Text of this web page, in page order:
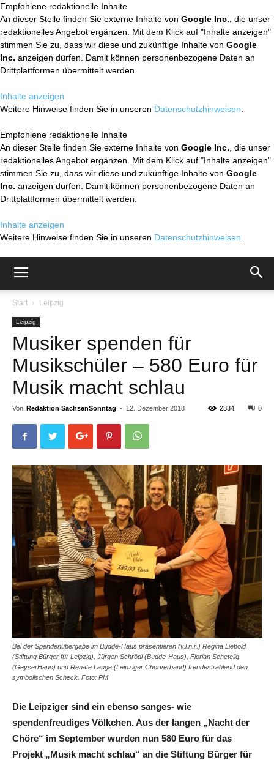
Empfohlene redaktionelle Inhalte
An dieser Stelle finden Sie externe Inhalte von Google Inc. , die unser
redaktionelles Angebot ergänzen. Mit dem Klick auf "Inhalte anzeigen"
stimmen Sie zu, dass wir diese und zukünftige Inhalte von Google
Inc. anzeigen dürfen. Damit können personenbezogene Daten an
Drittplattformen übermittelt werden.
Inhalte anzeigen
Weitere Hinweise finden Sie in unseren Datenschutzhinweisen
Empfohlene redaktionelle Inhalte
An dieser Stelle finden Sie externe Inhalte von Google Inc. , die unser
redaktionelles Angebot ergänzen. Mit dem Klick auf "Inhalte anzeigen"
stimmen Sie zu, dass wir diese und zukünftige Inhalte von Google
Inc. anzeigen dürfen. Damit können personenbezogene Daten an
Drittplattformen übermittelt werden.
Inhalte anzeigen
Weitere Hinweise finden Sie in unseren Datenschutzhinweisen
Start Leipzig
Leipzig
Musiker spenden für
Musikschüler – 580 Euro für
Musik macht schlau
Von Redaktion SachsenSonntag - 12. Dezember 2018 0
2334
Bei der Spendenübergabe im Budde-Haus präsentieren (v.l.n.r.) Regina Liebold
(Stiftung Bürger für Leipzig), Jürgen Schrödl (Budde-Haus), Florian Schetelig
(GeyserHaus) und Renate Lange (Leipziger Chorverband) freudestrahlend den
symbolischen Scheck. Foto: PM
Die Leipziger sind ein ebenso sanges- wie
spendenfreudiges Völkchen. Aus der langen „Nacht der
Chöre“ im September wurden nun 580 Euro für das
Projekt „Musik macht schlau“ an die Stiftung Bürger für